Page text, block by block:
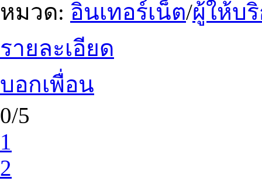
หมวด: อินเทอร์เน็ต/ผู้ให้บ
รายละเอียด
บอกเพื่อน
0/5
1
2